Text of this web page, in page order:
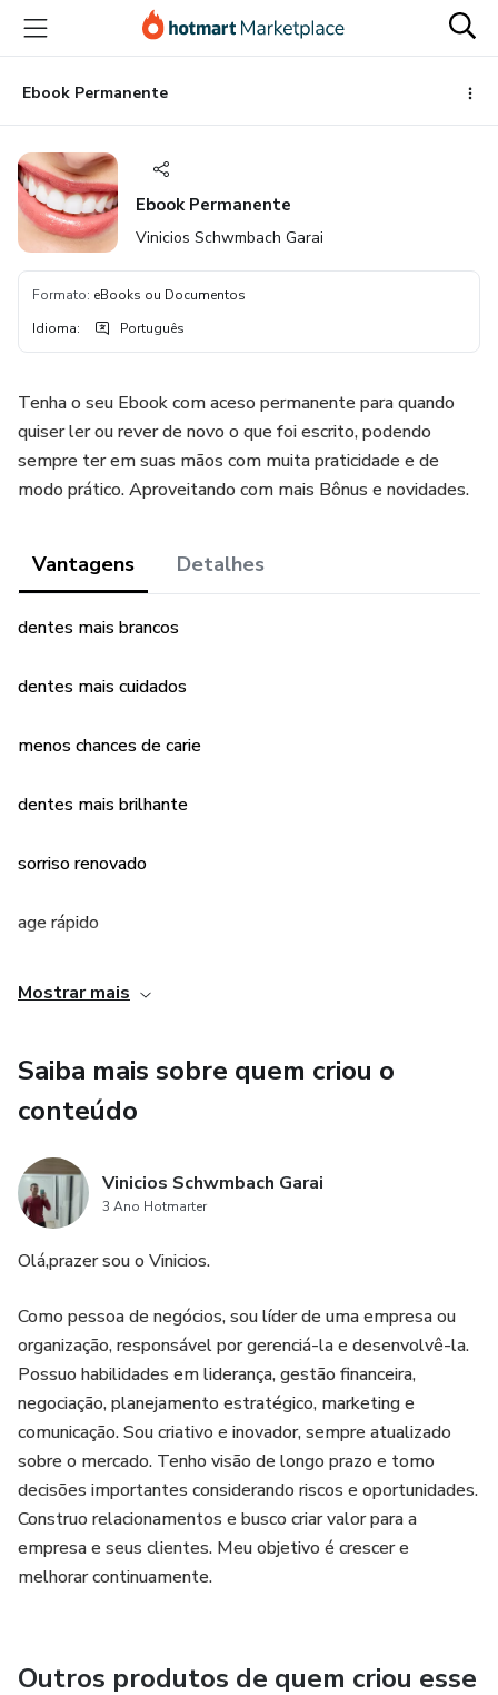
para
conteúdo
principal
para
pagamento
para
rodapé
Ebook Permanente
Ebook Permanente
Vinicios Schwmbach Garai
Formato: eBooks ou Documentos
Idioma: Português
Tenha o seu Ebook com aceso permanente para quando
quiser ler ou rever de novo o que foi escrito, podendo
sempre ter em suas mãos com muita praticidade e de
modo prático. Aproveitando com mais Bônus e novidades.
Vantagens Detalhes
dentes mais brancos
dentes mais cuidados
menos chances de carie
dentes mais brilhante
sorriso renovado
age rápido
Mostrar mais
Saiba mais sobre quem criou o
conteúdo
Vinicios Schwmbach Garai
3 Ano Hotmarter
Olá,prazer sou o Vinicios.
Como pessoa de negócios, sou líder de uma empresa ou
organização, responsável por gerenciá-la e desenvolvê-la.
Possuo habilidades em liderança, gestão financeira,
negociação, planejamento estratégico, marketing e
comunicação. Sou criativo e inovador, sempre atualizado
sobre o mercado. Tenho visão de longo prazo e tomo
decisões importantes considerando riscos e oportunidades.
Construo relacionamentos e busco criar valor para a
empresa e seus clientes. Meu objetivo é crescer e
melhorar continuamente.
Outros produtos de quem criou esse